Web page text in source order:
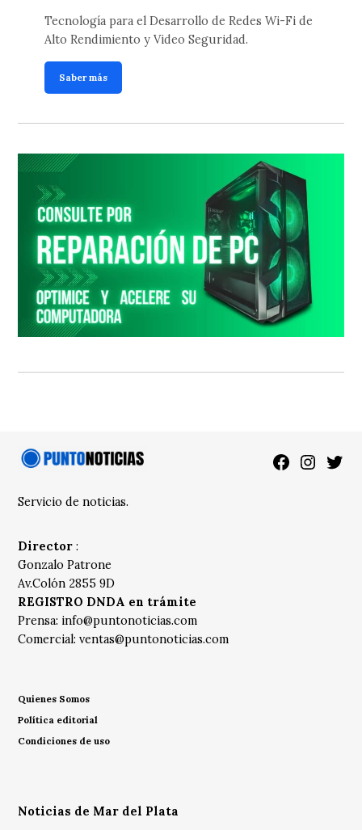
Tecnología para el Desarrollo de Redes Wi-Fi de
Alto Rendimiento y Video Seguridad.
Saber más
Facebook
Servicio de noticias.
Director :
Gonzalo Patrone
Av.Colón 2855 9D
REGISTRO DNDA en trámite
Prensa: info@puntonoticias.com
Comercial:ventas@puntonoticias.com
Quienes Somos
Política editorial
Condiciones de uso
Noticias de Mar del Plata